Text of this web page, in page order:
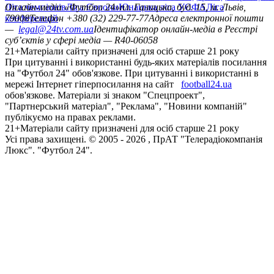
Ліга чемпіонівЛіга ЄвропиЮнацька ліга УЄФАЛіга
конференцій
Онлайн-медіа «Футбол 24»пл. Галицька, буд. 15, м. Львів,
79008Телефон +380 (32) 229-77-77Адреса електронної пошти
— legal@24tv.com.uaІдентифікатор онлайн-медіа в Реєстрі
суб’єктів у сфері медіа — R40-06058
21+Матеріали сайту призначені для осіб старше 21 року
При цитуванні і використанні будь-яких матеріалів посилання
на "Футбол 24" обов'язкове. При цитуванні і використанні в
мережі Інтернет гіперпосилання на сайт
football24.ua
обов'язкове. Матеріали зі знаком "Спецпроект",
"Партнерський матеріал", "Реклама", "Новини компаній"
публікуємо на правах реклами.
21+Матеріали сайту призначені для осіб старше 21 року
Усi права захищенi. © 2005 - 2026 , ПрАТ "Телерадіокомпанія
Люкс". "Футбол 24".